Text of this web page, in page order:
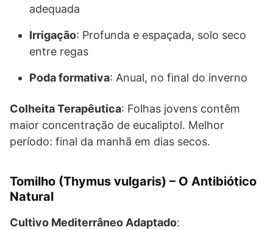
adequada
Irrigação: Profunda e espaçada, solo seco
entre regas
Poda formativa: Anual, no final do inverno
Colheita Terapêutica: Folhas jovens contêm
maior concentração de eucaliptol. Melhor
período: final da manhã em dias secos.
Tomilho (Thymus vulgaris) – O Antibiótico
Natural
Cultivo Mediterrâneo Adaptado: